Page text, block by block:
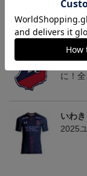
トピックス
いわき
に！
いわき
2025